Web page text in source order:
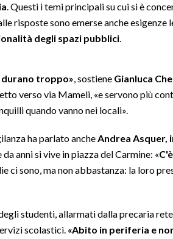
. Questi i temi principali su cui si è
risposte sono emerse anche esigenze
degli spazi pubblici.
troppo», sostiene Gianluca
verso via Mameli, «e servono più
quando vanno nei locali».
ha parlato ancheAndrea Asquer,
anni si vive in piazza del Carmine: «
ci sono, ma non abbastanza: la loro
degli studenti, allarmati dalla precaria
scolastici. «Abito in periferia e